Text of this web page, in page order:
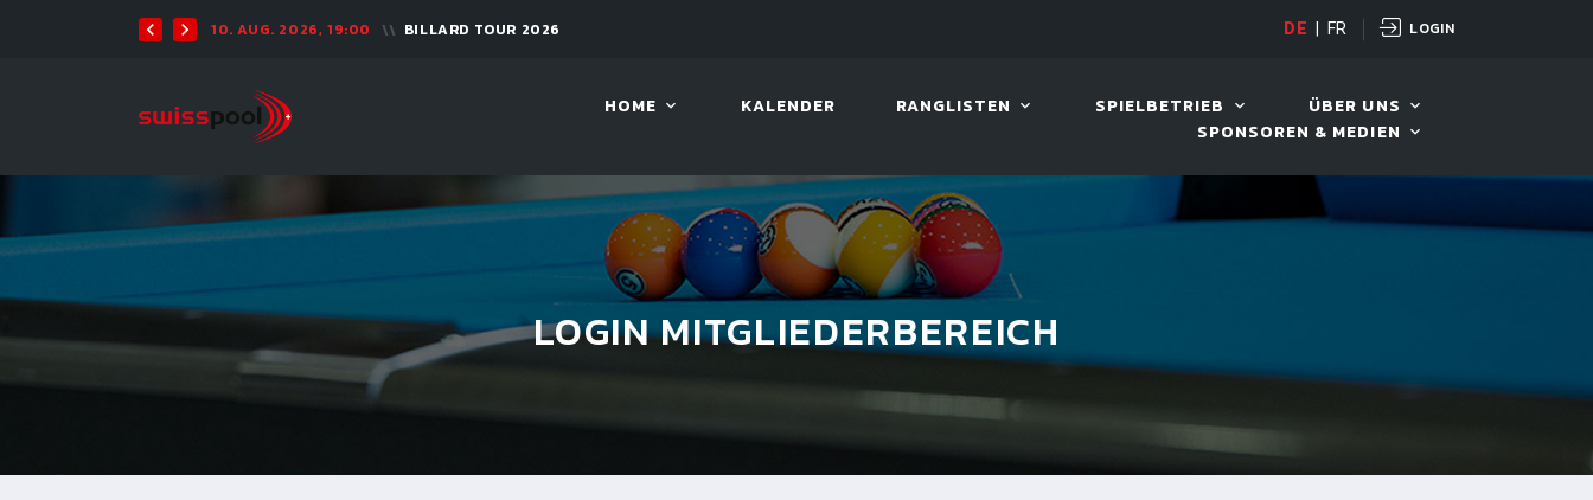
10. AUG. 2026, 19:00 BILLARD TOUR 2026 12. AUG. 2026, 19:00
DE FR LOGIN
HOME KALENDER RANGLISTEN SPIELBETRIEB
ÜBER UNS
SPONSOREN & MEDIEN
LOGIN MITGLIEDERBEREICH